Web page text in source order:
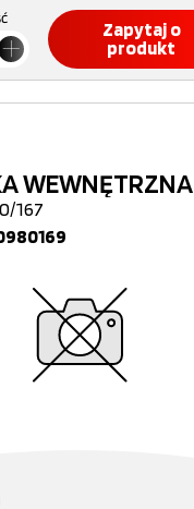
Zapytaj o
produkt
WEWNĘTRZNA
167